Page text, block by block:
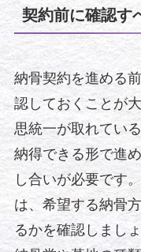
契約前に確認す
納骨契約を進める
認しておくことが
思統一が取れてい
納得できる形で進
し合いが必要です
は、希望する納骨
るかを確認しまし